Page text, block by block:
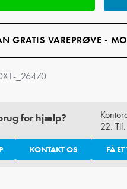
GRATIS VAREPRØVE -
_26470
for hjælp?
22. Tlf.
KONTAKT OS FÅ